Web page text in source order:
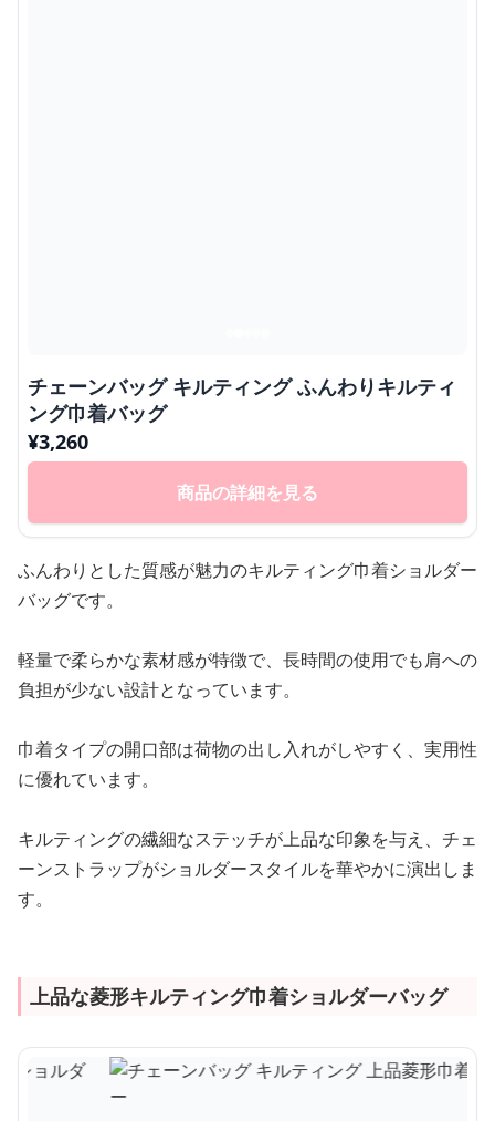
チェーンバッグ キルティング ふんわりキルティ
ング巾着バッグ
¥3,260
商品の詳細を見る
ふんわりとした質感が魅力のキルティング巾着ショルダー
バッグです。
軽量で柔らかな素材感が特徴で、長時間の使用でも肩への
負担が少ない設計となっています。
巾着タイプの開口部は荷物の出し入れがしやすく、実用性
に優れています。
キルティングの繊細なステッチが上品な印象を与え、チェ
ーンストラップがショルダースタイルを華やかに演出しま
す。
上品な菱形キルティング巾着ショルダーバッグ